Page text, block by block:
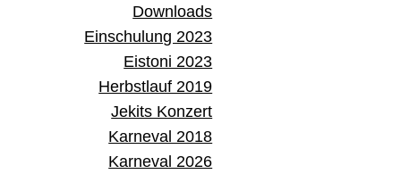
Downloads
Einschulung 2023
Eistoni 2023
Herbstlauf 2019
Jekits Konzert
Karneval 2018
Karneval 2026